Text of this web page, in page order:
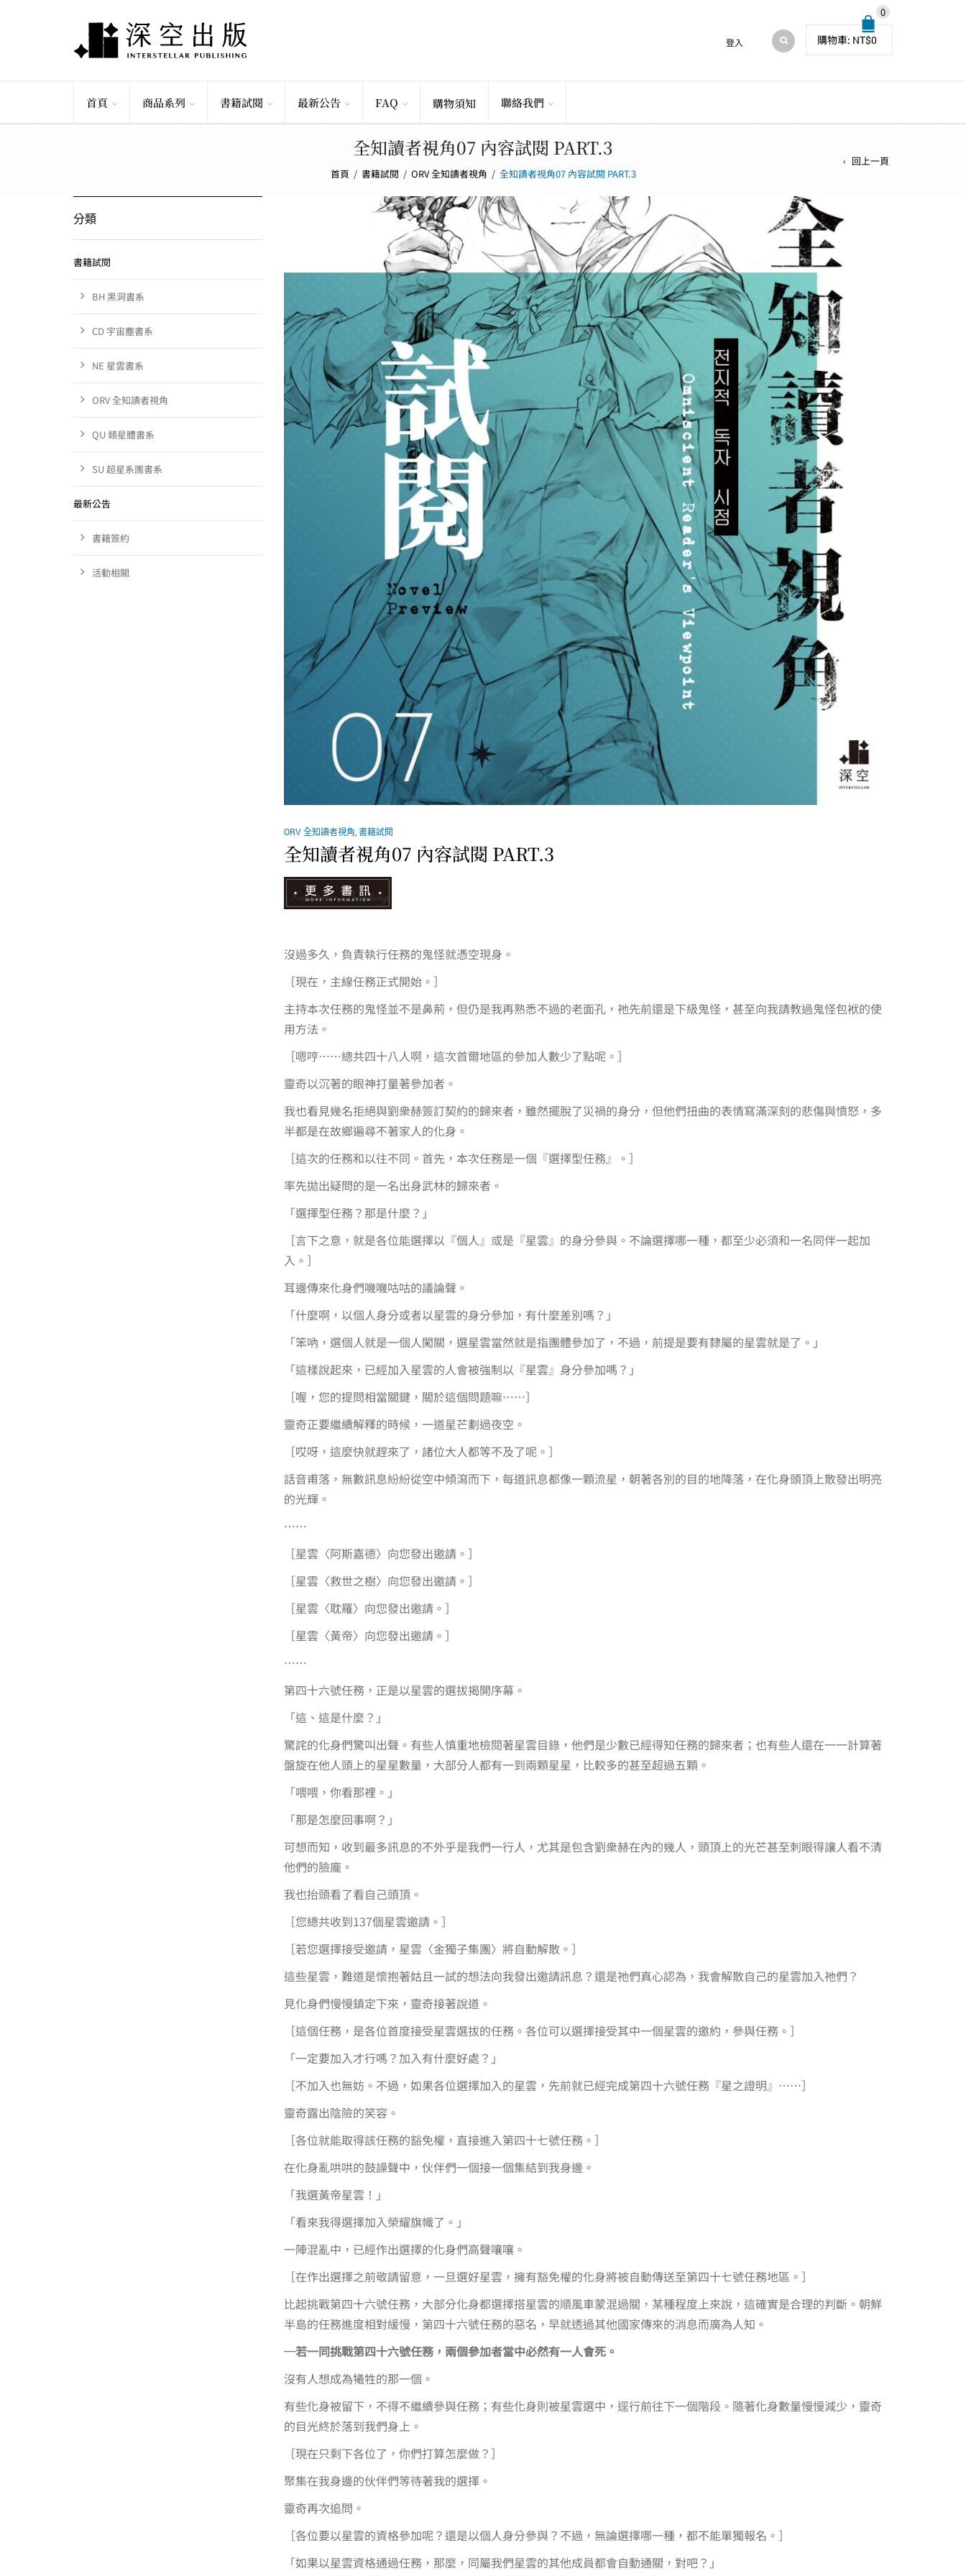
0
購物車: NT$0
登入
首頁 商品系列 書籍試閱 最新公告 FAQ 購物須知 聯絡我們
全知讀者視角07 內容試閱 PART.3
首頁 / 書籍試閱 / ORV 全知讀者視角 / 全知讀者視角07 內容試閱 PART.3
回上一頁
ORV 全知讀者視角,書籍試閱
全知讀者視角07 內容試閱 PART.3
沒過多久，負責執行任務的鬼怪就憑空現身。
［現在，主線任務正式開始。］
主持本次任務的鬼怪並不是鼻荊，但仍是我再熟悉不過的老面孔，祂先前還是下級鬼怪，甚至向我請教過鬼怪包袱的使
用方法。
［嗯哼……總共四十八人啊，這次首爾地區的參加人數少了點呢。］
靈奇以沉著的眼神打量著參加者。
我也看見幾名拒絕與劉衆赫簽訂契約的歸來者，雖然擺脫了災禍的身分，但他們扭曲的表情寫滿深刻的悲傷與憤怒，多
半都是在故鄉遍尋不著家人的化身。
［這次的任務和以往不同。首先，本次任務是一個『選擇型任務』。］
率先拋出疑問的是一名出身武林的歸來者。
「選擇型任務？那是什麼？」
［言下之意，就是各位能選擇以『個人』或是『星雲』的身分參與。不論選擇哪一種，都至少必須和一名同伴一起加
入。］
耳邊傳來化身們嘰嘰咕咕的議論聲。
「什麼啊，以個人身分或者以星雲的身分參加，有什麼差別嗎？」
「笨吶，選個人就是一個人闖關，選星雲當然就是指團體參加了，不過，前提是要有隸屬的星雲就是了。」
「這樣說起來，已經加入星雲的人會被強制以『星雲』身分參加嗎？」
［喔，您的提問相當關鍵，關於這個問題嘛……］
靈奇正要繼續解釋的時候，一道星芒劃過夜空。
［哎呀，這麼快就趕來了，諸位大人都等不及了呢。］
話音甫落，無數訊息紛紛從空中傾瀉而下，每道訊息都像一顆流星，朝著各別的目的地降落，在化身頭頂上散發出明亮
的光輝。
……
［星雲〈阿斯嘉德〉向您發出邀請。］
［星雲〈救世之樹〉向您發出邀請。］
［星雲〈耽羅〉向您發出邀請。］
［星雲〈黃帝〉向您發出邀請。］
……
第四十六號任務，正是以星雲的選拔揭開序幕。
「這、這是什麼？」
驚詫的化身們驚叫出聲。有些人慎重地檢閱著星雲目錄，他們是少數已經得知任務的歸來者；也有些人還在一一計算著
盤旋在他人頭上的星星數量，大部分人都有一到兩顆星星，比較多的甚至超過五顆。
「喂喂，你看那裡。」
「那是怎麼回事啊？」
可想而知，收到最多訊息的不外乎是我們一行人，尤其是包含劉衆赫在內的幾人，頭頂上的光芒甚至刺眼得讓人看不清
他們的臉龐。
我也抬頭看了看自己頭頂。
［您總共收到137個星雲邀請。］
［若您選擇接受邀請，星雲〈金獨子集團〉將自動解散。］
這些星雲，難道是懷抱著姑且一試的想法向我發出邀請訊息？還是祂們真心認為，我會解散自己的星雲加入祂們？
見化身們慢慢鎮定下來，靈奇接著說道。
［這個任務，是各位首度接受星雲選拔的任務。各位可以選擇接受其中一個星雲的邀約，參與任務。］
「一定要加入才行嗎？加入有什麼好處？」
［不加入也無妨。不過，如果各位選擇加入的星雲，先前就已經完成第四十六號任務『星之證明』……］
靈奇露出陰險的笑容。
［各位就能取得該任務的豁免權，直接進入第四十七號任務。］
在化身亂哄哄的鼓譟聲中，伙伴們一個接一個集結到我身邊。
「我選黃帝星雲！」
「看來我得選擇加入榮耀旗幟了。」
一陣混亂中，已經作出選擇的化身們高聲嚷嚷。
［在作出選擇之前敬請留意，一旦選好星雲，擁有豁免權的化身將被自動傳送至第四十七號任務地區。］
比起挑戰第四十六號任務，大部分化身都選擇搭星雲的順風車蒙混過關，某種程度上來說，這確實是合理的判斷。朝鮮
半島的任務進度相對緩慢，第四十六號任務的惡名，早就透過其他國家傳來的消息而廣為人知。
─若一同挑戰第四十六號任務，兩個參加者當中必然有一人會死。
沒有人想成為犧牲的那一個。
有些化身被留下，不得不繼續參與任務；有些化身則被星雲選中，逕行前往下一個階段。隨著化身數量慢慢減少，靈奇
的目光終於落到我們身上。
［現在只剩下各位了，你們打算怎麼做？］
聚集在我身邊的伙伴們等待著我的選擇。
靈奇再次追問。
［各位要以星雲的資格參加呢？還是以個人身分參與？不過，無論選擇哪一種，都不能單獨報名。］
「如果以星雲資格通過任務，那麼，同屬我們星雲的其他成員都會自動通關，對吧？」
分類
書籍試閱
BH 黑洞書系
CD 宇宙塵書系
NE 星雲書系
ORV 全知讀者視角
QU 類星體書系
SU 超星系團書系
最新公告
書籍簽約
活動相關